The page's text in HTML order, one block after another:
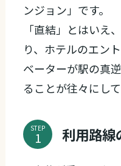
ンジョン」です。
「直結」とはいえ
り、ホテルのエン
ベーターが駅の真
ることが往々にして
STEP 利用路線